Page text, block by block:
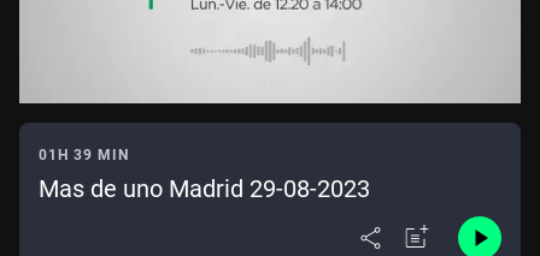
01H 39 MIN
Mas de uno Madrid 29-08-2023